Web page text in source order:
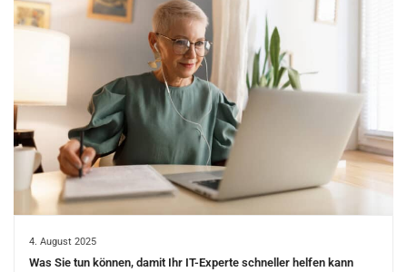
4. August 2025
Was Sie tun können, damit Ihr IT-Experte schneller helfen kann